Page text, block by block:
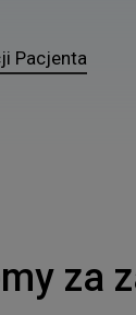
Pacjenta
za